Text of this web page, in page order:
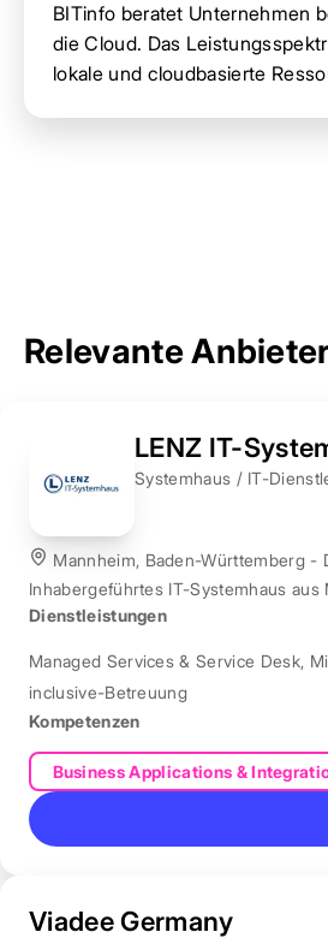
BITinfo beratet Unternehmen
die Cloud. Das
lokale und cloudbasierte
Relevante
LENZ IT-
Systemhaus / IT-
Mannheim, Baden-Württemberg -
Inhabergeführtes IT-Systemhaus
Dienstleistungen
Managed Services & Service Desk,
inclusive-Betreuung
Kompetenzen
Business Applications &
Viadee Germany